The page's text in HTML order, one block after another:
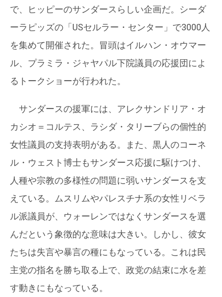
で、ヒッピーのサンダースらしい企画だ。シーダ
ーラピッズの「USセルラー・センター」で3000人
を集めて開催された。冒頭はイルハン・オウマー
ル、プラミラ・ジャヤパル下院議員の応援団によ
るトークショーが行われた。
サンダースの援軍には、アレクサンドリア・オ
カシオ＝コルテス、ラシダ・タリーブらの個性的
女性議員の支持表明がある。また、黒人のコーネ
ル・ウェスト博士もサンダース応援に駆けつけ、
人種や宗教の多様性の問題に弱いサンダースを支
えている。ムスリムやパレスチナ系の女性リベラ
ル派議員が、ウォーレンではなくサンダースを選
んだという象徴的な意味は大きい。しかし、彼女
たちは失言や暴言の種にもなっている。これは民
主党の指名を勝ち取る上で、政党の結束に水を差
す動きにもなっている。